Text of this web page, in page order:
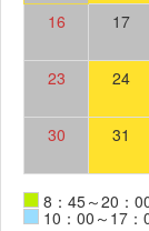
16 17
23 24
30 31
8：45～20：
10：00～17：